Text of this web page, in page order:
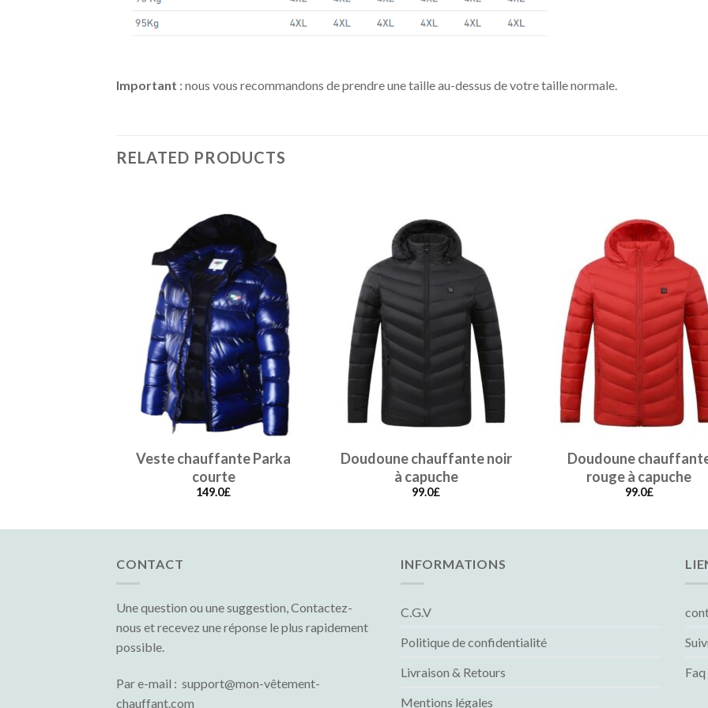
Important : nous vous recommandons de prendre une taille au-dessus de votre taille normale.
RELATED PRODUCTS
Veste chauffante Parka
courte
149.0£
Doudoune chauffante noir
à capuche
99.0£
Doudoune
rouge à capuche
99.0£
CONTACT
Une question ou une suggestion, Contactez-
nous et recevez une réponse le plus rapidement
possible.
Par e-mail : support@mon-vêtement-
chauffant.com
INFORMATIONS
C.G.V
Politique de confidentialité
Livraison & Retours
Mentions légales
Faq